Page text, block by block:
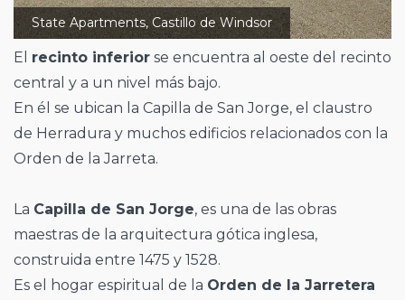
State Apartments, Castillo de Windsor
El recinto inferior se encuentra al oeste del recinto
central y a un nivel más bajo.
En él se ubican la Capilla de San Jorge, el claustro
de Herradura y muchos edificios relacionados con la
Orden de la Jarreta.
La Capilla de San Jorge, es una de las obras
maestras de la arquitectura gótica inglesa,
construida entre 1475 y 1528.
Es el hogar espiritual de la Orden de la Jarretera